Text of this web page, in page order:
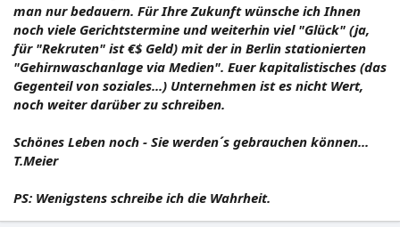
man nur bedauern. Für Ihre Zukunft wünsche ich Ihnen
noch viele Gerichtstermine und weiterhin viel "Glück" (ja,
für "Rekruten" ist €$ Geld) mit der in Berlin stationierten
"Gehirnwaschanlage via Medien". Euer kapitalistisches (das
Gegenteil von soziales...) Unternehmen ist es nicht Wert,
noch weiter darüber zu schreiben.
Schönes Leben noch - Sie werden´s gebrauchen können...
T.Meier
PS: Wenigstens schreibe ich die Wahrheit.